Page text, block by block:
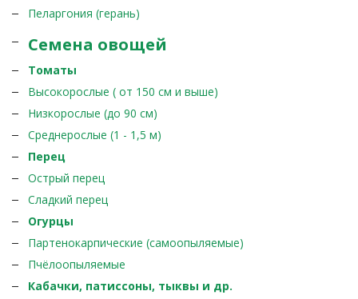
Пеларгония (герань)
Семена овощей
Томаты
Высокорослые ( от 150 см и выше)
Низкорослые (до 90 см)
Среднерослые (1 - 1,5 м)
Перец
Острый перец
Сладкий перец
Огурцы
Партенокарпические (самоопыляемые)
Пчёлоопыляемые
Кабачки, патиссоны, тыквы и др.